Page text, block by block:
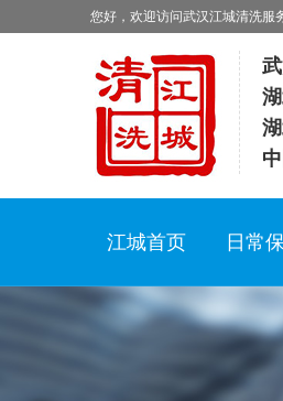
您好，欢迎访问武汉江城清洗服
江城首页 日常